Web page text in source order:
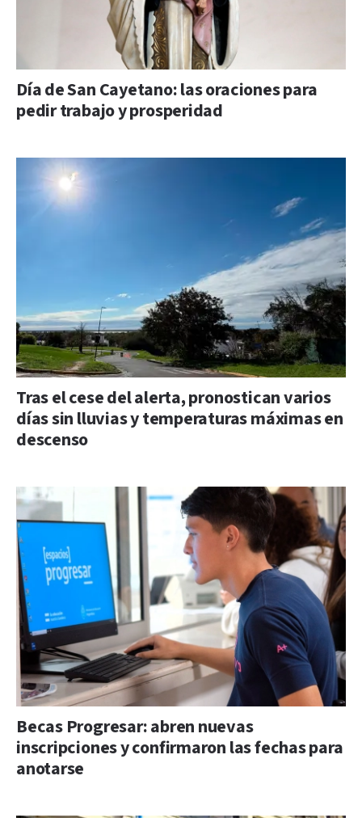
Día de San Cayetano: las oraciones para
pedir trabajo y prosperidad
Tras el cese del alerta, pronostican varios
días sin lluvias y temperaturas máximas en
descenso
Becas Progresar: abren nuevas
inscripciones y confirmaron las fechas para
anotarse